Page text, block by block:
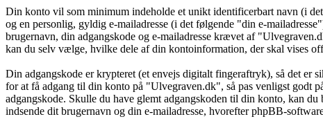
Din konto vil som minimum indeholde et unikt identificerbart navn (i
og en personlig, gyldig e-mailadresse (i det følgende "din e-
brugernavn, din adgangskode og e-mailadresse krævet af
kan du selv vælge, hvilke dele af din kontoinformation, der skal vises
Din adgangskode er krypteret (et envejs digitalt fingeraftryk), så det er
for at få adgang til din konto på "Ulvegraven.dk", så pas venligst godt
adgangskode. Skulle du have glemt adgangskoden til din konto, kan
indsende dit brugernavn og din e-mailadresse, hvorefter phpBB-